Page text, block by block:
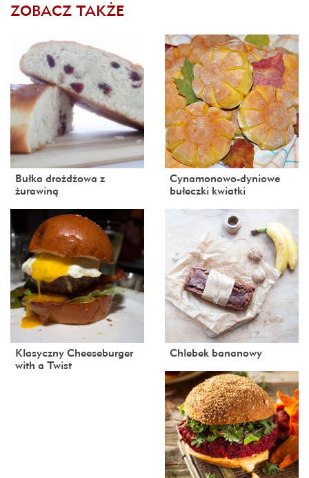
ZOBACZ TAKŻE
Bułka drożdżowa z
żurawiną
Cynamonowo-dyniowe
bułeczki kwiatki
Klasyczny Cheeseburger
with a Twist
Chlebek bananowy